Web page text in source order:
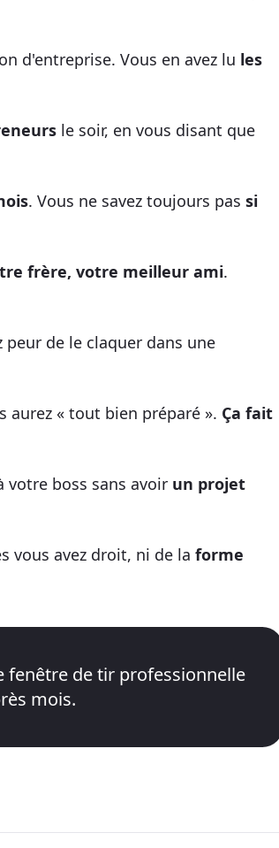
d'entreprise. Vous en avez lu les
le soir, en vous disant que
. Vous ne savez toujours pas si
frère, votre meilleur ami.
peur de le claquer dans une
aurez « tout bien préparé ». Ça fait
votre boss sans avoir un projet
vous avez droit, ni de la forme
fenêtre de tir professionnelle
mois.